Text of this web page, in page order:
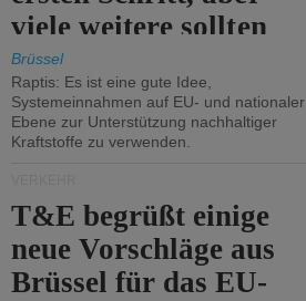
viele weitere sollten
folgen.
Brüssel
Raptis: Es ist eine gute Idee,
Systemeinnahmen auf EU- und nationaler
Ebene zur Unterstützung nachhaltiger
Kraftstoffe zu verwenden.
T&E begrüßt einige
neue Vorschläge aus
Brüssel für das EU-